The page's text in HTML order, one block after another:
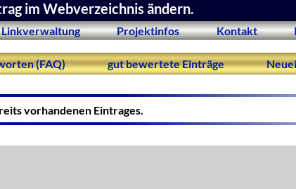
im Webverzeichnis ändern.
Projektinfos Kontakt
(FAQ) gut bewertete Einträge
vorhandenen Eintrages.